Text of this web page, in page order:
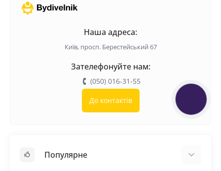
Наша адреса:
Київ, просп. Берестейський 67
Зателефонуйте нам:
(050) 016-31-55
До контактів
Популярне